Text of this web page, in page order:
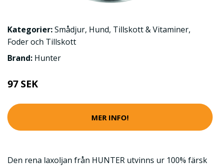
Kategorier:Smådjur, Hund, Tillskott & Vitaminer,
Foder och Tillskott
Brand: Hunter
97 SEK
MER INFO!
Den rena laxoljan från HUNTER utvinns ur 100% färsk